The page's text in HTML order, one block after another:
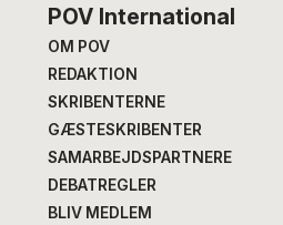
POV International
OM POV
REDAKTION
SKRIBENTERNE
GÆSTESKRIBENTER
SAMARBEJDSPARTNERE
DEBATREGLER
BLIV MEDLEM